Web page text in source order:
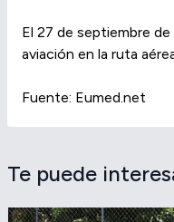
El 27 de septiembre
aviación en la ruta
Fuente: Eumed.net
Te puede